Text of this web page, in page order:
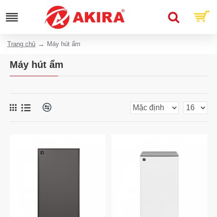
Trang chủ Máy hút ẩm
Máy hút ẩm